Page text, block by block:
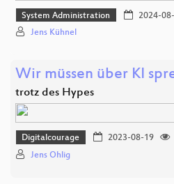
System Administration 2024-
Jens Kühnel
Wir müssen über KI
trotz des Hypes
Digitalcourage 2023-08-19
Jens Ohlig